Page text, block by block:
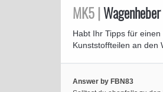
MK5 |Wagenheber
Habt Ihr Tipps für
Kunststoffteilen an den
Answer by FBN83